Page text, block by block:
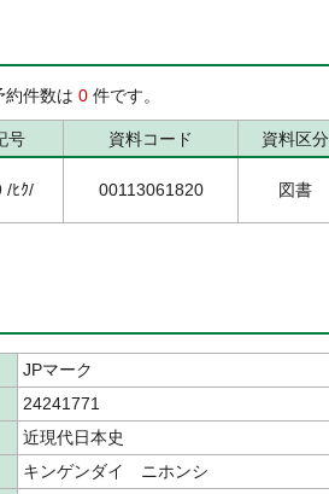
約件数は 0 件です。
号 資料コード 資料区分
/ﾋｸ/ 00113061820 図書
JPマーク
24241771
近現代日本史
キンゲンダイ ニホンシ